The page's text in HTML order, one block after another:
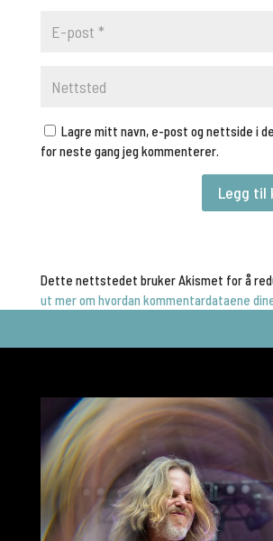
Lagre mitt navn, e-post og nettside i
for neste gang jeg kommenterer.
Dette nettstedet bruker Akismet for å
ut mer om hvordan kommentardataene